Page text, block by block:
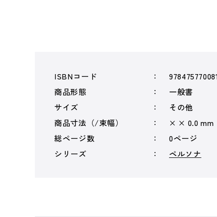
ISBNコード
商品形態
一般書
サイズ
その他
商品寸法（/束幅）
× × 0.0 mm
総ページ数
0ページ
シリーズ
ペルソナ